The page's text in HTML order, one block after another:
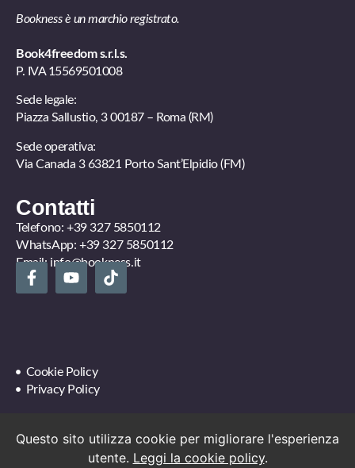
Bookness è un marchio registrato.
Book4freedom s.r.l.s.
P. IVA ​15569501008
Sede legale:
Piazza Sallustio, 3 00187 – Roma (RM)
Sede operativa:
Via Canada 3 63821 Porto Sant’Elpidio (FM)
Contatti
Telefono: +39 327 5850112
WhatsApp: +39 327 5850112
Email:info@bookness.it
Cookie Policy
Privacy Policy
Questo sito utilizza cookie per migliorare l'esperienza
utente. Leggi la cookie policy.